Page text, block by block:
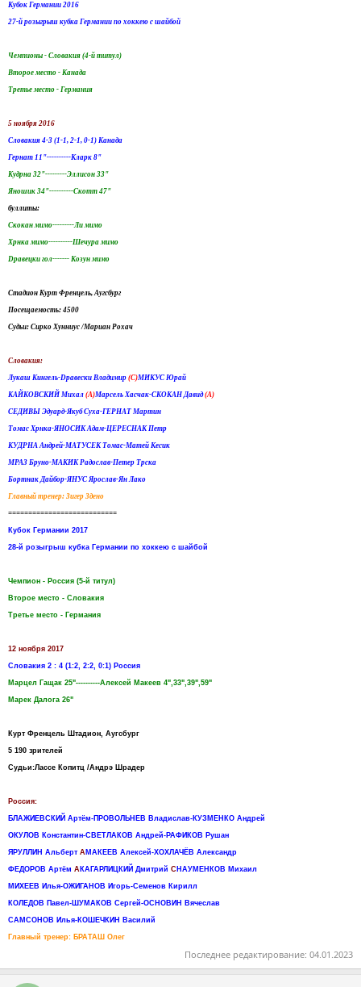
Кубок Германии 2016
27-й розыгрыш кубка Германии по хоккею с шайбой
Чемпионы - Словакия (4-й титул)
Второе место - Канада
Третье место - Германия
5 ноября 2016
Словакия 4-3 (1-1, 2-1, 0-1) Канада
Гернат 11"----------Кларк 8"
Kудрна 32"---------Эллисон 33"
Яношик 34"----------Скотт 47"
буллиты:
Скокан мимо---------Ли мимо
Хрнка мимо----------Шечура мимо
Dравецки гол------- Козун мимо
Стадион Курт Френцель, Аугсбург
Посещаемость: 4500
Судьи: Сирко Хунниус /Мариан Рохач
Словакия:
Лукаш Кингель-Dравески Владимир (C)МИКУС Юрай
КАЙКОВСКИЙ Михал (А)Марсель Хасчак-СКОКАН Давид(А)
СЕДИВЫ Эдуард-Якуб Суха-ГЕРНАТ Мартин
Томас Хрнка-ЯНОСИК Адам-ЦЕРЕСНАК Петр
КУДРНА Андрей-МАТУСЕК Томас-Матей Кесик
МРАЗ Бруно-МАКИК Радослав-Петер Трска
Бортнак Дайбор-ЯНУС Ярослав-Ян Лако
Главный тренер: Зигер Здено
===========================
Кубок Германии 2017
28-й розыгрыш кубка Германии по хоккею с шайбой
Чемпион - Россия (5-й титул)
Второе место - Словакия
Третье место - Германия
12 ноября 2017
Словакия 2 : 4 (1:2, 2:2, 0:1) Россия
Марцел Гащак 25"----------Алексей Макеев 4",33",39",59"
Марек Далога 26"
Курт Френцель Штадион, Аугсбург
5 190 зрителей
Судьи:Лассе Копитц /Андрэ Шрадер
Россия:
БЛАЖИЕВСКИЙ Артём-ПРОВОЛЬНЕВ Владислав-КУЗМЕНКО Андрей
ОКУЛОВ Константин-СВЕТЛАКОВ Андрей-РАФИКОВ Рушан
ЯРУЛЛИН Альберт АМАКЕЕВ Алексей-ХОХЛАЧЁВ Александр
ФЕДОРОВ Артём АКАГАРЛИЦКИЙ Дмитрий С НАУМЕНКОВ Михаил
МИХЕЕВ Илья-ОЖИГАНОВ Игорь-Семенов Кирилл
КОЛЕДОВ Павел-ШУМАКОВ Сергей-ОСНОВИН Вячеслав
САМСОНОВ Илья-КОШЕЧКИН Василий
Главный тренер: БРАТАШ Олег
Последнее редактирование: 04.01.2023